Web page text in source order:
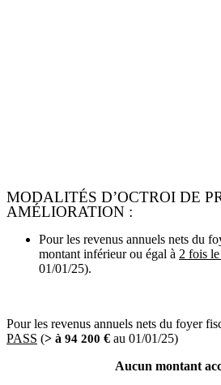
MODALITÉS D’OCTROI DE
AMÉLIORATION :
Pour les revenus annuels nets du
montant inférieur ou égal à 2 fois
01/01/25).
Pour les revenus annuels nets du foyer
PASS (> à 94 200 € au 01/01/25)
Aucun montant